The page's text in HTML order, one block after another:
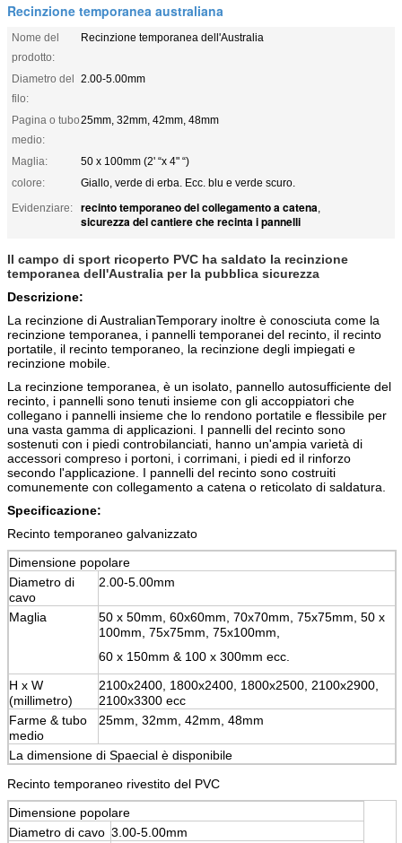
Recinzione temporanea australiana
Nome del
prodotto:
Recinzione temporanea dell'Australia
Diametro del
filo:
2.00-5.00mm
Pagina o tubo
medio:
25mm, 32mm, 42mm, 48mm
Maglia:
50 x 100mm (2' “x 4" “)
colore:
Giallo, verde di erba. Ecc. blu e verde scuro.
Evidenziare:
recinto temporaneo del collegamento a catena,
sicurezza del cantiere che recinta i pannelli
Il campo di sport ricoperto PVC ha saldato la recinzione
temporanea dell'Australia per la pubblica sicurezza
Descrizione:
La recinzione di AustralianTemporary inoltre è conosciuta come la
recinzione temporanea, i pannelli temporanei del recinto, il recinto
portatile, il recinto temporaneo, la recinzione degli impiegati e
recinzione mobile.
La recinzione temporanea, è un isolato, pannello autosufficiente del
recinto, i pannelli sono tenuti insieme con gli accoppiatori che
collegano i pannelli insieme che lo rendono portatile e flessibile per
una vasta gamma di applicazioni. I pannelli del recinto sono
sostenuti con i piedi controbilanciati, hanno un'ampia varietà di
accessori compreso i portoni, i corrimani, i piedi ed il rinforzo
secondo l'applicazione. I pannelli del recinto sono costruiti
comunemente con collegamento a catena o reticolato di saldatura.
Specificazione:
Recinto temporaneo galvanizzato
Dimensione popolare
Diametro di
cavo
2.00-5.00mm
Maglia
50 x 50mm, 60x60mm, 70x70mm, 75x75mm, 50 x
100mm, 75x75mm, 75x100mm,
60 x 150mm & 100 x 300mm ecc.
H x W
(millimetro)
2100x2400, 1800x2400, 1800x2500, 2100x2900,
2100x3300 ecc
Farme & tubo
medio
25mm, 32mm, 42mm, 48mm
La dimensione di Spaecial è disponibile
Recinto temporaneo rivestito del PVC
Dimensione popolare
Diametro di cavo 3.00-5.00mm